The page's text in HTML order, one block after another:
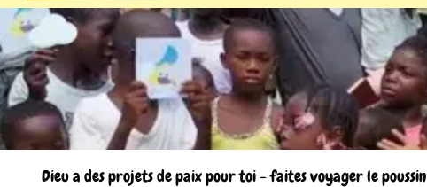
Dieu a des projets de paix pour toi - faites voyager le poussin